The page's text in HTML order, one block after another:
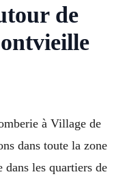
de
à Village de
dans toute la zone
dans les quartiers de